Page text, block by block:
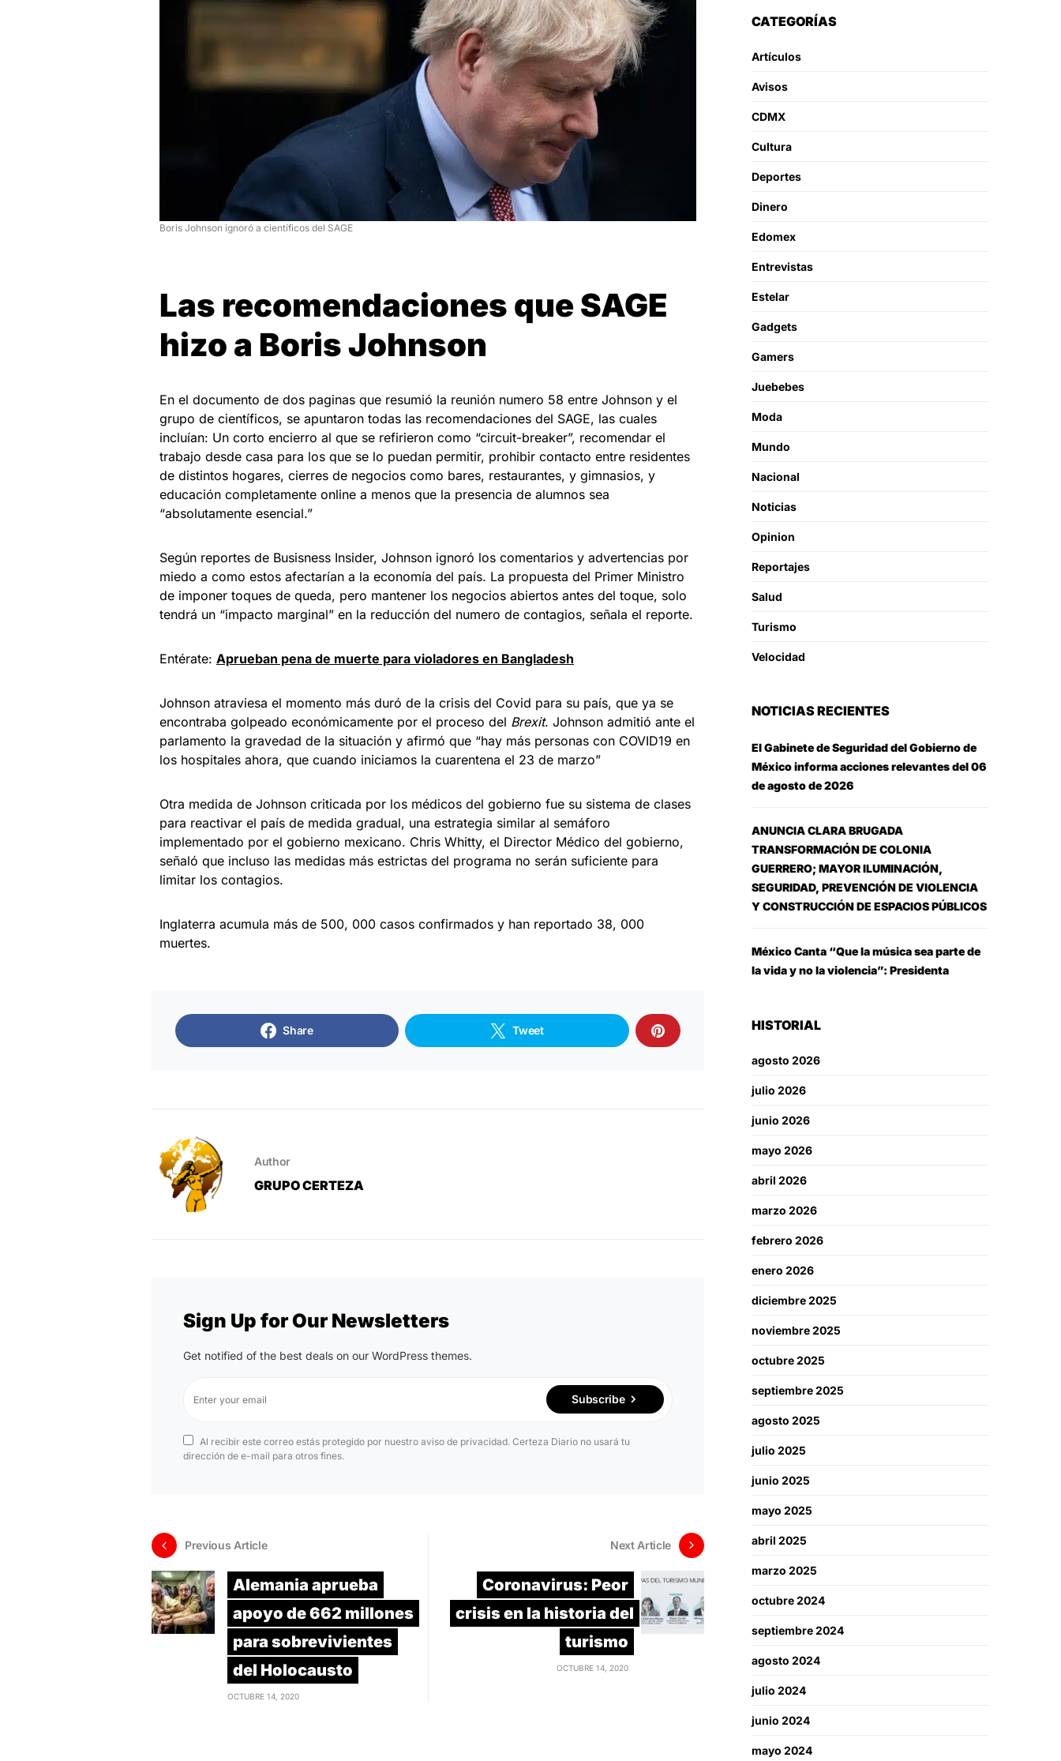
Boris Johnson ignoró a científicos del SAGE
Las recomendaciones que SAGE
hizo a Boris Johnson
En el documento de dos paginas que resumió la reunión numero 58 entre Johnson y el
grupo de científicos, se apuntaron todas las recomendaciones del SAGE, las cuales
incluían: Un corto encierro al que se refirieron como “circuit-breaker”, recomendar el
trabajo desde casa para los que se lo puedan permitir, prohibir contacto entre residentes
de distintos hogares, cierres de negocios como bares, restaurantes, y gimnasios, y
educación completamente online a menos que la presencia de alumnos sea
“absolutamente esencial.”
Según reportes de Busisness Insider, Johnson ignoró los comentarios y advertencias por
miedo a como estos afectarían a la economía del país. La propuesta del Primer Ministro
de imponer toques de queda, pero mantener los negocios abiertos antes del toque, solo
tendrá un “impacto marginal” en la reducción del numero de contagios, señala el reporte.
Entérate: Aprueban pena de muerte para violadores en Bangladesh
Johnson atraviesa el momento más duró de la crisis del Covid para su país, que ya se
encontraba golpeado económicamente por el proceso del Brexit. Johnson admitió ante el
parlamento la gravedad de la situación y afirmó que “hay más personas con COVID19 en
los hospitales ahora, que cuando iniciamos la cuarentena el 23 de marzo”
Otra medida de Johnson criticada por los médicos del gobierno fue su sistema de clases
para reactivar el país de medida gradual, una estrategia similar al semáforo
implementado por el gobierno mexicano. Chris Whitty, el Director Médico del gobierno,
señaló que incluso las medidas más estrictas del programa no serán suficiente para
limitar los contagios.
Inglaterra acumula más de 500, 000 casos confirmados y han reportado 38, 000
muertes.
Share Tweet
Author
GRUPO CERTEZA
Sign Up for Our Newsletters
Get notified of the best deals on our WordPress themes.
Subscribe
Al recibir este correo estás protegido por nuestro aviso de privacidad. Certeza Diario no usará tu
dirección de e-mail para otros fines.
Previous Article
Alemania aprueba
apoyo de 662 millones
para sobrevivientes
del Holocausto
OCTUBRE 14, 2020
Next Article
Coronavirus: Peor
crisis en la historia del
turismo
OCTUBRE 14, 2020
CATEGORÍAS
Artículos
Avisos
CDMX
Cultura
Deportes
Dinero
Edomex
Entrevistas
Estelar
Gadgets
Gamers
Juebebes
Moda
Mundo
Nacional
Noticias
Opinion
Reportajes
Salud
Turismo
Velocidad
NOTICIAS RECIENTES
El Gabinete de Seguridad del Gobierno de
México informa acciones relevantes del 06
de agosto de 2026
ANUNCIA CLARA BRUGADA
TRANSFORMACIÓN DE COLONIA
GUERRERO; MAYOR ILUMINACIÓN,
SEGURIDAD, PREVENCIÓN DE VIOLENCIA
Y CONSTRUCCIÓN DE ESPACIOS PÚBLICOS
México Canta “Que la música sea parte de
la vida y no la violencia”: Presidenta
HISTORIAL
agosto 2026
julio 2026
junio 2026
mayo 2026
abril 2026
marzo 2026
febrero 2026
enero 2026
diciembre 2025
noviembre 2025
octubre 2025
septiembre 2025
agosto 2025
julio 2025
junio 2025
mayo 2025
abril 2025
marzo 2025
octubre 2024
septiembre 2024
agosto 2024
julio 2024
junio 2024
mayo 2024